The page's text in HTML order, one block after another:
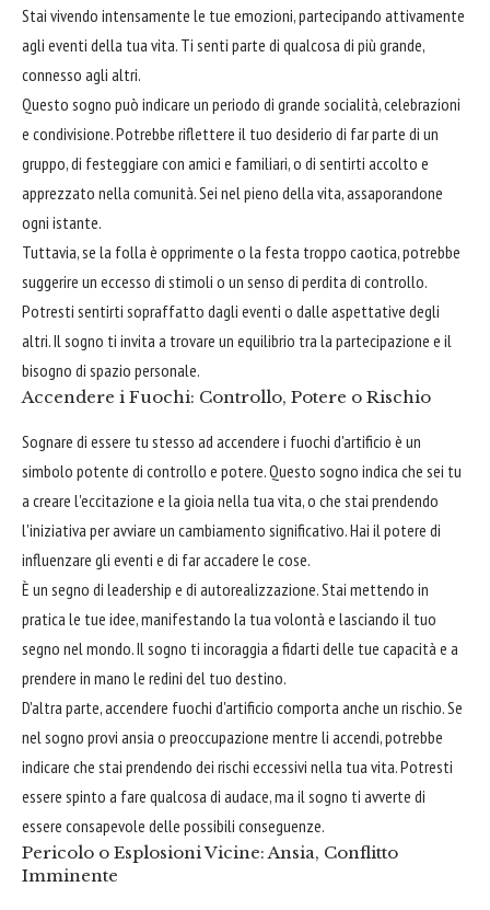
Stai vivendo intensamente le tue emozioni, partecipando attivamente
agli eventi della tua vita. Ti senti parte di qualcosa di più grande,
connesso agli altri.
Questo sogno può indicare un periodo di grande socialità, celebrazioni
e condivisione. Potrebbe riflettere il tuo desiderio di far parte di un
gruppo, di festeggiare con amici e familiari, o di sentirti accolto e
apprezzato nella comunità. Sei nel pieno della vita, assaporandone
ogni istante.
Tuttavia, se la folla è opprimente o la festa troppo caotica, potrebbe
suggerire un eccesso di stimoli o un senso di perdita di controllo.
Potresti sentirti sopraffatto dagli eventi o dalle aspettative degli
altri. Il sogno ti invita a trovare un equilibrio tra la partecipazione e il
bisogno di spazio personale.
Accendere i Fuochi: Controllo, Potere o Rischio
Sognare di essere tu stesso ad accendere i fuochi d'artificio è un
simbolo potente di controllo e potere. Questo sogno indica che sei tu
a creare l'eccitazione e la gioia nella tua vita, o che stai prendendo
l'iniziativa per avviare un cambiamento significativo. Hai il potere di
influenzare gli eventi e di far accadere le cose.
È un segno di leadership e di autorealizzazione. Stai mettendo in
pratica le tue idee, manifestando la tua volontà e lasciando il tuo
segno nel mondo. Il sogno ti incoraggia a fidarti delle tue capacità e a
prendere in mano le redini del tuo destino.
D'altra parte, accendere fuochi d'artificio comporta anche un rischio. Se
nel sogno provi ansia o preoccupazione mentre li accendi, potrebbe
indicare che stai prendendo dei rischi eccessivi nella tua vita. Potresti
essere spinto a fare qualcosa di audace, ma il sogno ti avverte di
essere consapevole delle possibili conseguenze.
Pericolo o Esplosioni Vicine: Ansia, Conflitto
Imminente